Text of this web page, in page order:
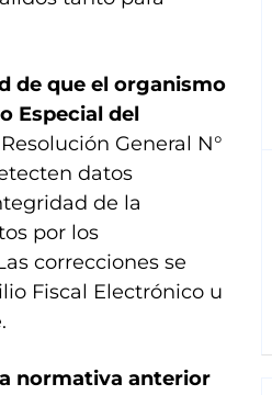
de que el organismo
Especial del
General N°
datos
de la
por los
correcciones se
Fiscal Electrónico u
normativa anterior